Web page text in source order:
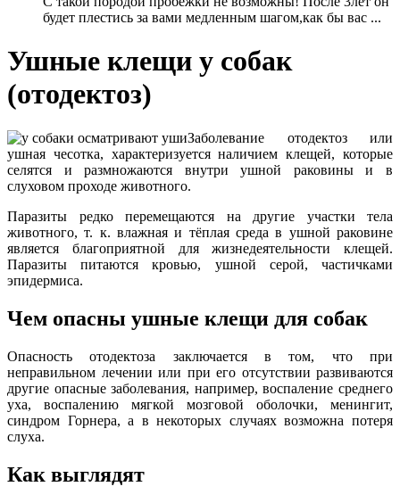
будет плестись за вами медленным шагом,как бы вас ...
Ушные клещи у собак
(отодектоз)
Заболевание отодектоз или
ушная чесотка, характеризуется наличием клещей, которые
селятся и размножаются внутри ушной раковины и в
слуховом проходе животного.
Паразиты редко перемещаются на другие участки тела
животного, т. к. влажная и тёплая среда в ушной раковине
является благоприятной для жизнедеятельности клещей.
Паразиты питаются кровью, ушной серой, частичками
эпидермиса.
Чем опасны ушные клещи для собак
Опасность отодектоза заключается в том, что при
неправильном лечении или при его отсутствии развиваются
другие опасные заболевания, например, воспаление среднего
уха, воспалению мягкой мозговой оболочки, менингит,
синдром Горнера, а в некоторых случаях возможна потеря
слуха.
Как выглядят